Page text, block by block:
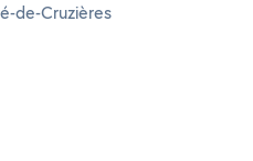
de-Cruzières